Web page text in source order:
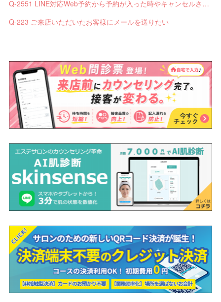
Q-2551 LINE対応Web予約から予約が入った時やキャンセルされた時、サロンやお客様へは通知されますか？
Q-223 ご来店いただいたお客様にメールを送りたい